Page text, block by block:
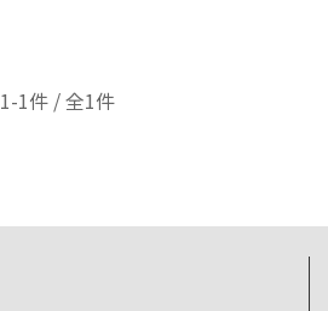
1-1件 / 全1件